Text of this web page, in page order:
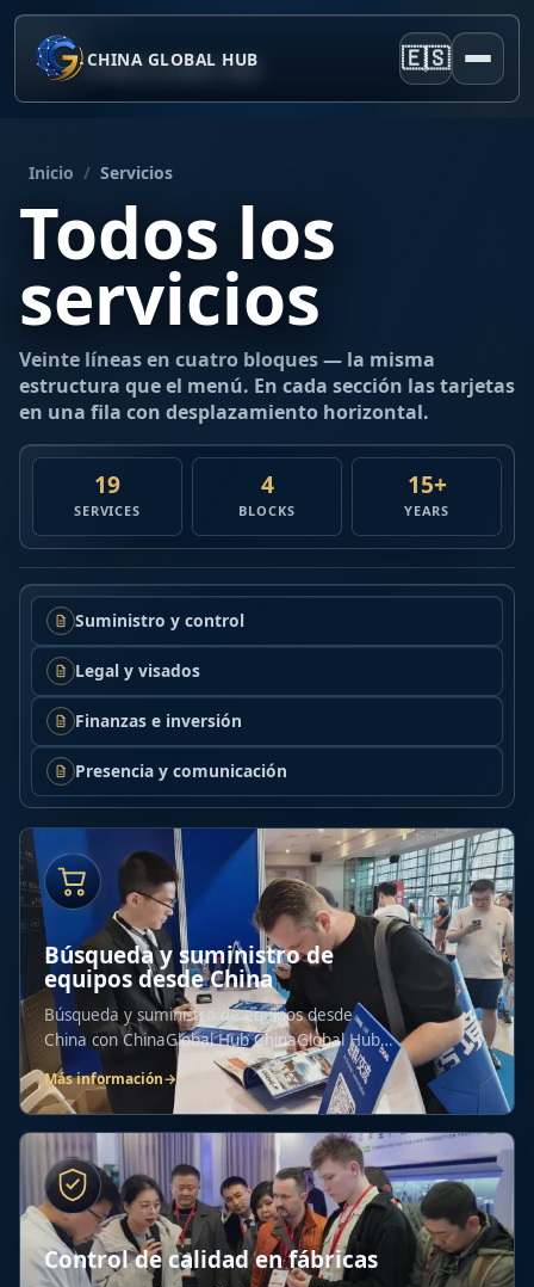
CHINA GLOBAL HUB 🇪🇸
Inicio / Servicios
Todos los
servicios
Veinte líneas en cuatro bloques — la misma
estructura que el menú. En cada sección las tarjetas
en una fila con desplazamiento horizontal.
19
SERVICES
1
4
BLOCKS
2
15+
YEARS
3
Suministro y control
Legal y visados
Finanzas e inversión
Presencia y comunicación
Búsqueda y suministro de
equipos desde China
Búsqueda y suministro de equipos desde
China con ChinaGlobal Hub ChinaGlobal Hub
ayuda a las...
Más información→
Control de calidad en fábricas